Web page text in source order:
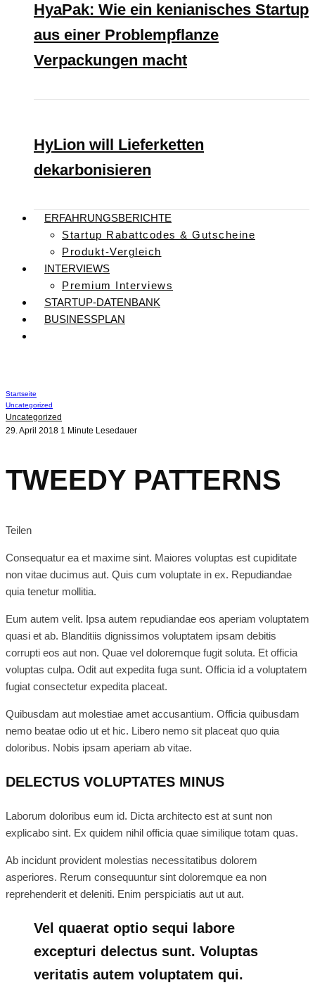
HyaPak: Wie ein kenianisches Startup
aus einer Problempflanze
Verpackungen macht
HyLion will Lieferketten
dekarbonisieren
ERFAHRUNGSBERICHTE
Startup Rabattcodes & Gutscheine
Produkt-Vergleich
INTERVIEWS
Premium Interviews
STARTUP-DATENBANK
BUSINESSPLAN
Startseite
Uncategorized
Uncategorized
29. April 2018 1 Minute Lesedauer
TWEEDY PATTERNS
Teilen
Consequatur ea et maxime sint. Maiores voluptas est cupiditate
non vitae ducimus aut. Quis cum voluptate in ex. Repudiandae
quia tenetur mollitia.
Eum autem velit. Ipsa autem repudiandae eos aperiam voluptatem
quasi et ab. Blanditiis dignissimos voluptatem ipsam debitis
corrupti eos aut non. Quae vel doloremque fugit soluta. Et officia
voluptas culpa. Odit aut expedita fuga sunt. Officia id a voluptatem
fugiat consectetur expedita placeat.
Quibusdam aut molestiae amet accusantium. Officia quibusdam
nemo beatae odio ut et hic. Libero nemo sit placeat quo quia
doloribus. Nobis ipsam aperiam ab vitae.
DELECTUS VOLUPTATES MINUS
Laborum doloribus eum id. Dicta architecto est at sunt non
explicabo sint. Ex quidem nihil officia quae similique totam quas.
Ab incidunt provident molestias necessitatibus dolorem
asperiores. Rerum consequuntur sint doloremque ea non
reprehenderit et deleniti. Enim perspiciatis aut ut aut.
Vel quaerat optio sequi labore
excepturi delectus sunt. Voluptas
veritatis autem voluptatem qui.